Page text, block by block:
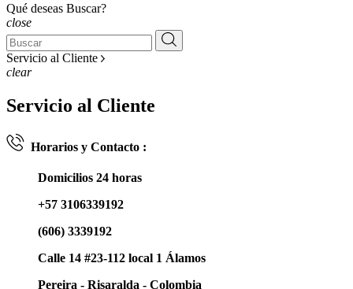
Qué deseas Buscar?
close
Servicio al Cliente
clear
Servicio al Cliente
Horarios y Contacto :
Domicilios 24 horas
+57 3106339192
(606) 3339192
Calle 14 #23-112 local 1 Álamos
Pereira - Risaralda - Colombia